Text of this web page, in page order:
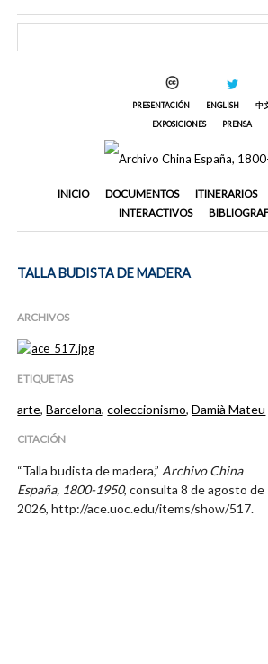
PRESENTACIÓN ENGLISH
中
EXPOSICIONES
PRENSA
INICIO DOCUMENTOS ITINERARIOS
INTERACTIVOS
TALLA BUDISTA DE MADERA
ARCHIVOS
ETIQUETAS
arte,Barcelona,coleccionismo,Damià Mateu
CITACIÓN
“Talla budista de madera,” Archivo China
España, 1800-1950, consulta 8 de agosto de
2026,http://ace.uoc.edu/items/show/517.